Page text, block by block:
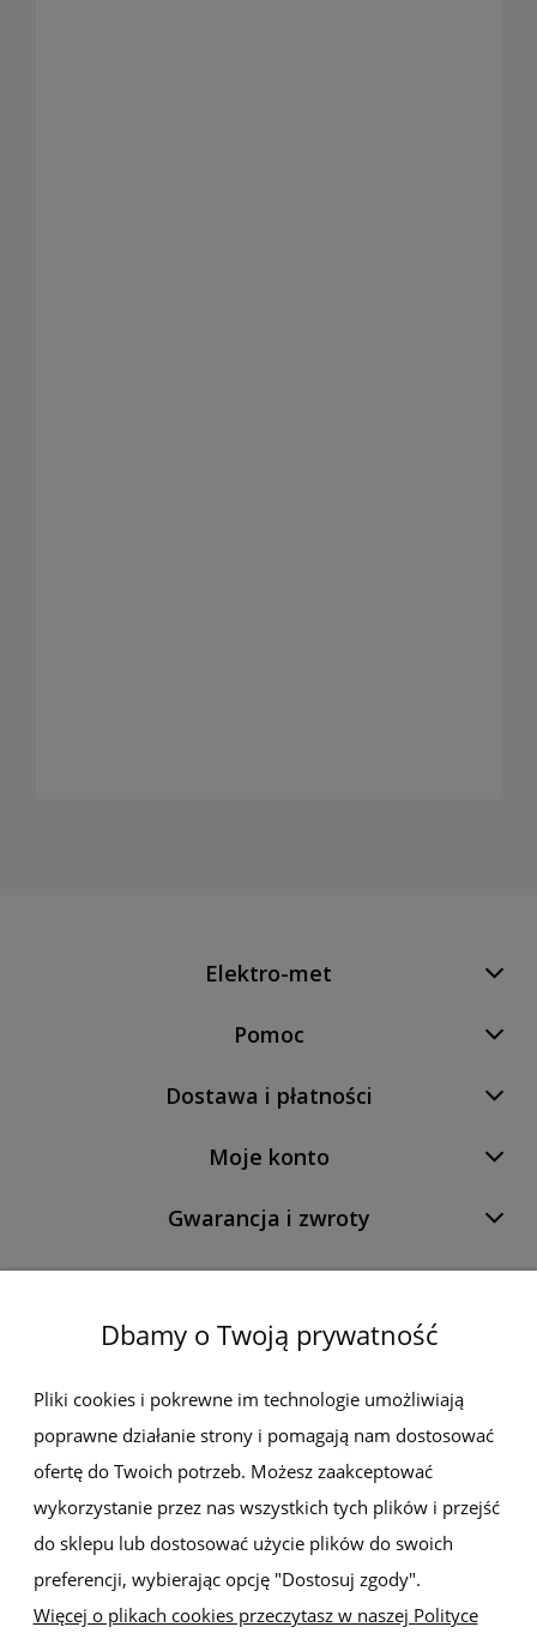
Elektro-met
Pomoc
Dostawa i płatności
Moje konto
Gwarancja i zwroty
O firmie
Newsletter
Zapisz się do newslettera, aby być na bieżąco z nowościami i
promocjami
Dbamy o Twoją prywatność
Pliki cookies i pokrewne im technologie umożliwiają
poprawne działanie strony i pomagają nam dostosować
ofertę do Twoich potrzeb. Możesz zaakceptować
wykorzystanie przez nas wszystkich tych plików i przejść
do sklepu lub dostosować użycie plików do swoich
preferencji, wybierając opcję "Dostosuj zgody".
Więcej o plikach cookies przeczytasz w naszej Polityce